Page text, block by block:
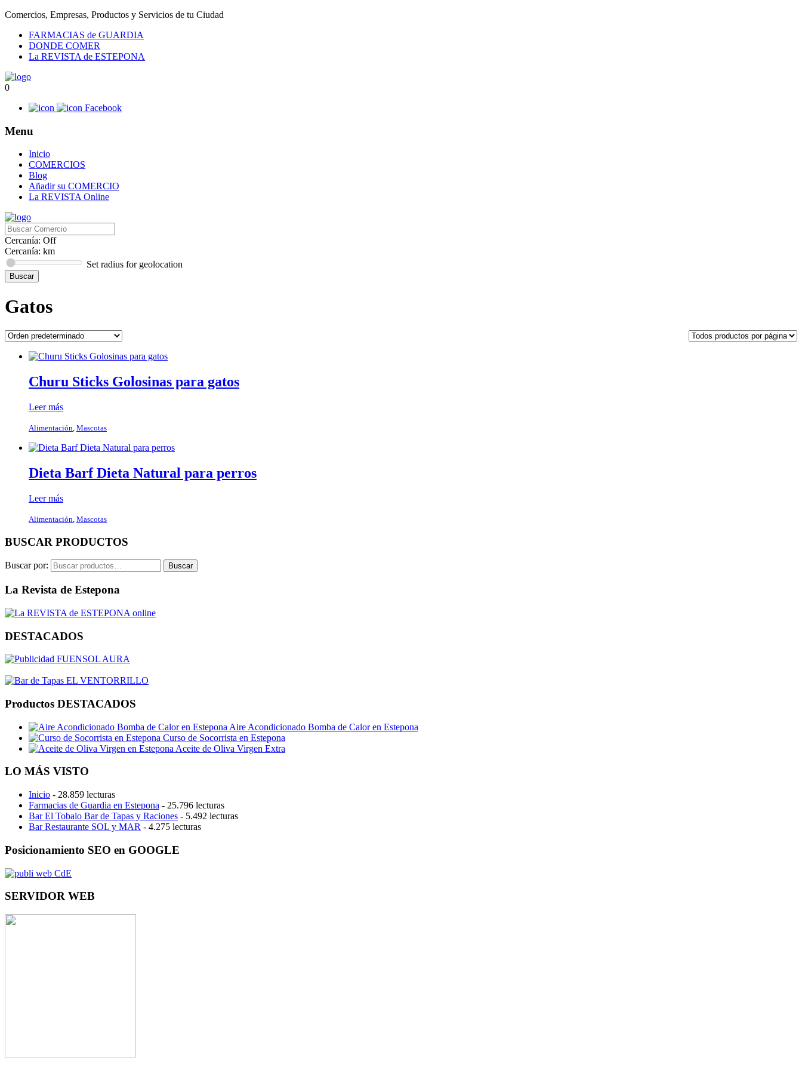
Comercios, Empresas, Productos y Servicios de tu Ciudad
FARMACIAS de GUARDIA
DONDE COMER
La REVISTA de ESTEPONA
0
Facebook
Menu
Inicio
COMERCIOS
Blog
Añadir su COMERCIO
La REVISTA Online
Cercanía: Off
Cercanía: km
Set radius for geolocation
Gatos
Churu Sticks Golosinas para gatos
Leer más
Alimentación, Mascotas
Dieta Barf Dieta Natural para perros
Leer más
Alimentación Mascotas
BUSCAR PRODUCTOS
Buscar por: Buscar
La Revista de Estepona
DESTACADOS
Productos DESTACADOS
Aire Acondicionado Bomba de Calor en Estepona
Curso de Socorrista en Estepona
Aceite de Oliva Virgen Extra
LO MÁS VISTO
Inicio - 28.859 lecturas
Farmacias de Guardia en Estepona - 25.796 lecturas
Bar El Tobalo Bar de Tapas y Raciones - 5.492 lecturas
Bar Restaurante SOL y MAR - 4.275 lecturas
Posicionamiento SEO en GOOGLE
SERVIDOR WEB